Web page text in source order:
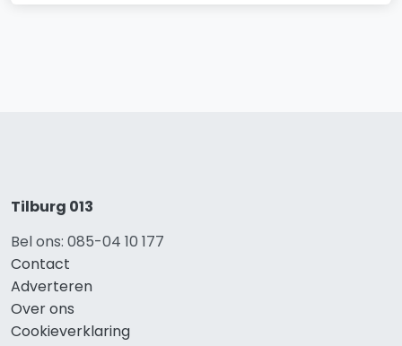
Tilburg 013
Bel ons: 085-04 10 177
Contact
Adverteren
Over ons
Cookieverklaring